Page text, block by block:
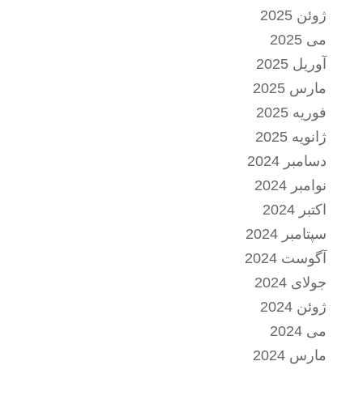
ژوئن 2025
می 2025
آوریل 2025
مارس 2025
فوریه 2025
ژانویه 2025
دسامبر 2024
نوامبر 2024
اکتبر 2024
سپتامبر 2024
آگوست 2024
جولای 2024
ژوئن 2024
می 2024
مارس 2024